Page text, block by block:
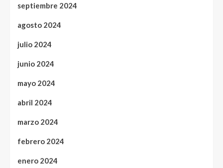
septiembre 2024
agosto 2024
julio 2024
junio 2024
mayo 2024
abril 2024
marzo 2024
febrero 2024
enero 2024